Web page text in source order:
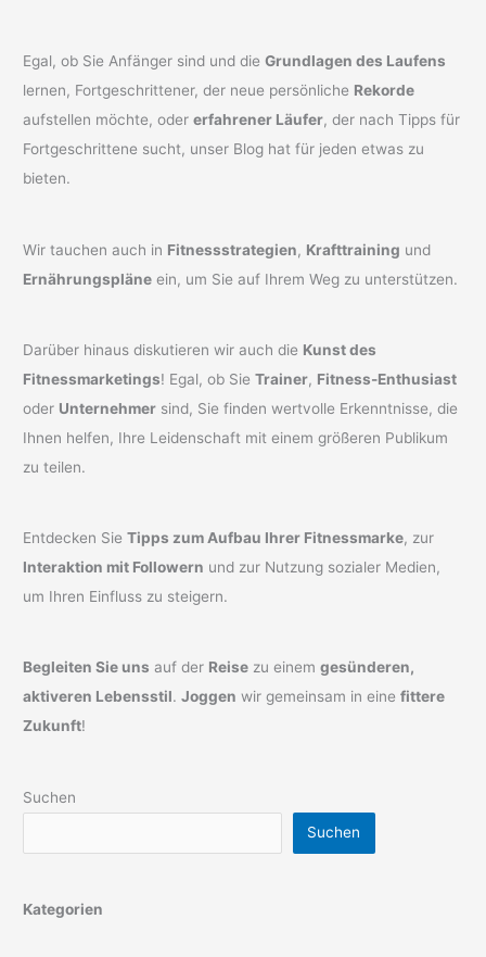
Egal, ob Sie Anfänger sind und dieGrundlagen des Laufens
lernen, Fortgeschrittener, der neue persönliche Rekorde
aufstellen möchte, odererfahrener Läufer, der nach Tipps für
Fortgeschrittene sucht, unser Blog hat für jeden etwas zu
bieten.
Wir tauchen auch in Fitnessstrategien, Krafttraining und
Ernährungspläne ein, um Sie auf Ihrem Weg zu unterstützen.
Darüber hinaus diskutieren wir auch die Kunst des
Fitnessmarketings! Egal, ob SieTrainer, Fitness-Enthusiast
oder Unternehmer sind, Sie finden wertvolle Erkenntnisse, die
Ihnen helfen, Ihre Leidenschaft mit einem größeren Publikum
zu teilen.
Entdecken SieTipps zum Aufbau Ihrer Fitnessmarke, zur
Interaktion mit Followern und zur Nutzung sozialer Medien,
um Ihren Einfluss zu steigern.
Begleiten Sie uns auf der Reise zu einemgesünderen,
aktiveren Lebensstil.Joggen wir gemeinsam in einefittere
Zukunft!
Suchen
Suchen
Kategorien